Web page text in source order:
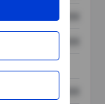
XXXXXXX